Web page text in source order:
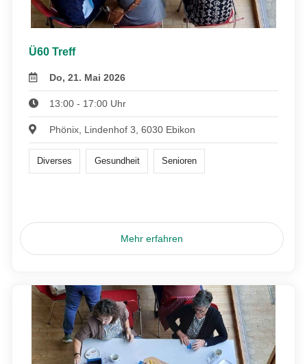
Ü60 Treff
Do, 21. Mai 2026
13:00 - 17:00 Uhr
Phönix, Lindenhof 3, 6030 Ebikon
Diverses Gesundheit Senioren
Mehr erfahren